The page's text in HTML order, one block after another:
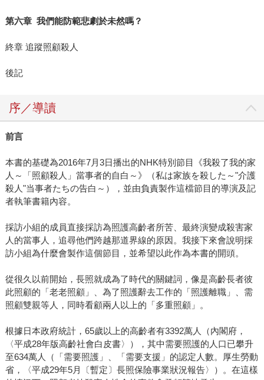
第六章 我們能防範悲劇於未然嗎？
終章 追蹤照顧殺人
後記
序／導讀
前言
本書的基礎為2016年7月3日播出的NHK特別節目《我殺了我的家
人～「照顧殺人」當事者的自白～》（私は家族を殺した～"介護
殺人"当事者たちの告白～），並由負責製作這檔節目的導演及記
者執筆書籍內容。
採訪小組的成員直接採訪為照護高齡者所苦、最終演變成殺害家
人的當事人，追尋他們跨越那道界線的原因。我接下來會說明採
訪小組為什麼會製作這個節目，並希望以此作為本書的開頭。
從很久以前開始，長照就成為了時代的關鍵詞，像是高齡長者彼
此照顧的「老老照顧」、為了照護辭去工作的「照護離職」、需
照顧雙親等人，同時看顧兩人以上的「多重照顧」。
根據日本政府統計，65歲以上的高齡者有3392萬人（內閣府，
〈平成28年版高齡社會白皮書〉），其中需要照護的人口已攀升
至634萬人（「需要照護」、「需要支援」的認定人數。厚生勞動
省，〈平成29年5月〔暫定〕長照保險事業狀況報告〉）。在這樣